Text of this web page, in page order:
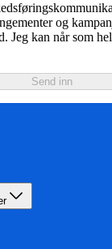
og
Jeg kan når som
Send inn